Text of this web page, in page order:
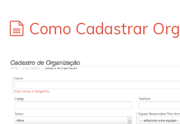
Como Cadastrar